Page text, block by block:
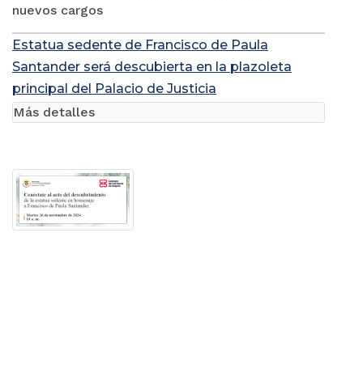
nuevos cargos
Estatua sedente de Francisco de Paula
Santander será descubierta en la plazoleta
principal del Palacio de Justicia
Más detalles